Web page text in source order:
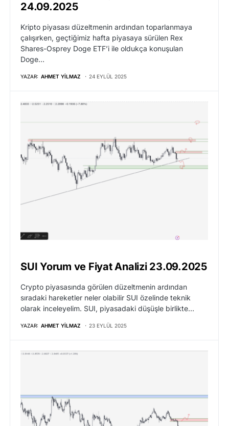
24.09.2025
Kripto piyasası düzeltmenin ardından toparlanmaya
çalışırken, geçtiğimiz hafta piyasaya sürülen Rex
Shares-Osprey Doge ETF’i ile oldukça konuşulan
Doge…
YAZAR: AHMET YILMAZ 24 EYLÜL 2025
SUI Yorum ve Fiyat Analizi 23.09.2025
Crypto piyasasında görülen düzeltmenin ardından
sıradaki hareketler neler olabilir SUI özelinde teknik
olarak inceleyelim. SUI, piyasadaki düşüşle birlikte…
YAZAR: AHMET YILMAZ 23 EYLÜL 2025